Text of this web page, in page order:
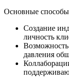
Основные
Создание
личность
Возможность
давления